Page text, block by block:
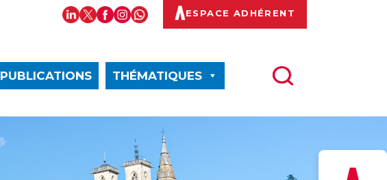
ESPACE ADHÉRENT
PUBLICATIONS THÉMATIQUES